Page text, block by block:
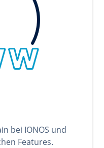
bei IONOS und
Features.